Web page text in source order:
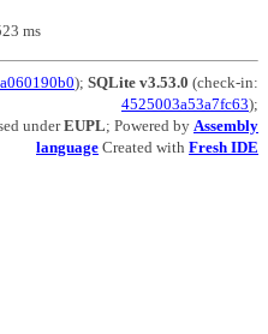
ms
); SQLite v3.53.0 (check-in:
4525003a53a7fc63);
underEUPL; Powered by Assembly
language Created with Fresh IDE